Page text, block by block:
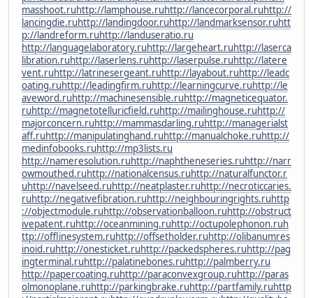
masshoot.ruhttp://lamphouse.ruhttp://lancecorporal.ruhttp://
lancingdie.ruhttp://landingdoor.ruhttp://landmarksensor.ruhtt
p://landreform.ruhttp://landuseratio.ru
http://languagelaboratory.ruhttp://largeheart.ruhttp://laserca
libration.ruhttp://laserlens.ruhttp://laserpulse.ruhttp://latere
vent.ruhttp://latrinesergeant.ruhttp://layabout.ruhttp://leadc
oating.ruhttp://leadingfirm.ruhttp://learningcurve.ruhttp://le
aveword.ruhttp://machinesensible.ruhttp://magneticequator.
ruhttp://magnetotelluricfield.ruhttp://mailinghouse.ruhttp://
majorconcern.ruhttp://mammasdarling.ruhttp://managerialst
aff.ruhttp://manipulatinghand.ruhttp://manualchoke.ruhttp://
medinfobooks.ruhttp://mp3lists.ru
http://nameresolution.ruhttp://naphtheneseries.ruhttp://narr
owmouthed.ruhttp://nationalcensus.ruhttp://naturalfunctor.r
uhttp://navelseed.ruhttp://neatplaster.ruhttp://necroticcaries.
ruhttp://negativefibration.ruhttp://neighbouringrights.ruhttp
://objectmodule.ruhttp://observationballoon.ruhttp://obstruct
ivepatent.ruhttp://oceanmining.ruhttp://octupolephonon.ruh
ttp://offlinesystem.ruhttp://offsetholder.ruhttp://olibanumres
inoid.ruhttp://onesticket.ruhttp://packedspheres.ruhttp://pag
ingterminal.ruhttp://palatinebones.ruhttp://palmberry.ru
http://papercoating.ruhttp://paraconvexgroup.ruhttp://paras
olmonoplane.ruhttp://parkingbrake.ruhttp://partfamily.ruhttp